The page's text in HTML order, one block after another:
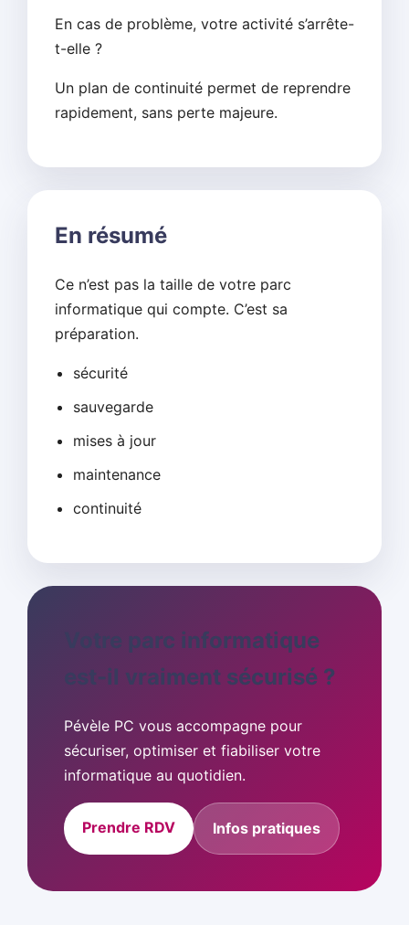
En cas de problème, votre activité s’arrête-
t-elle ?
Un plan de continuité permet de reprendre
rapidement, sans perte majeure.
En résumé
Ce n’est pas la taille de votre parc
informatique qui compte. C’est sa
préparation.
sécurité
sauvegarde
mises à jour
maintenance
continuité
Votre parc informatique
est-il vraiment sécurisé ?
Pévèle PC vous accompagne pour
sécuriser, optimiser et fiabiliser votre
informatique au quotidien.
Prendre RDV Infos pratiques